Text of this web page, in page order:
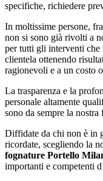
specifiche, richiedere
In moltissime persone,
non si sono già rivolti a
per tutti gli interventi che
clientela ottenendo
ragionevoli e a un costo
La trasparenza e la
personale altamente
sono da sempre la nostra
Diffidate da chi non è in
ricordate, scegliendo la
fognature Portello
importanti e competenti